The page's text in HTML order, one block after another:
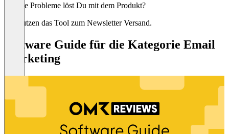
Welche Probleme löst Du mit dem Produkt?
Wir nutzen das Tool zum Newsletter Versand.
Software Guide für die Kategorie Email
Marketing